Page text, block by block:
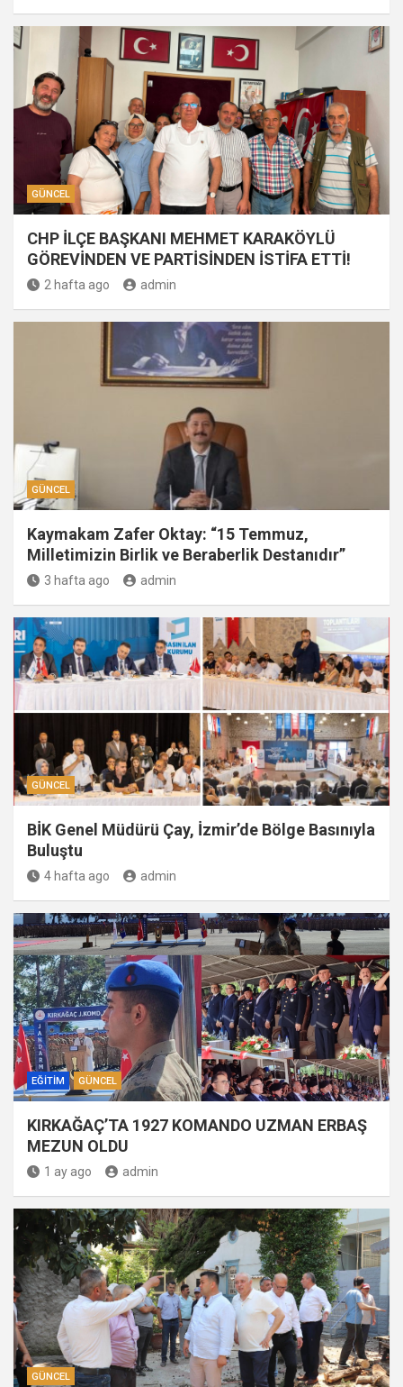
GÜNCEL
CHP İLÇE BAŞKANI MEHMET KARAKÖYLÜ
GÖREVİNDEN VE PARTİSİNDEN İSTİFA ETTİ!
2 hafta ago admin
GÜNCEL
Kaymakam Zafer Oktay: “15 Temmuz,
Milletimizin Birlik ve Beraberlik Destanıdır”
3 hafta ago admin
GÜNCEL
BİK Genel Müdürü Çay, İzmir’de Bölge Basınıyla
Buluştu
4 hafta ago admin
EĞITIM GÜNCEL
KIRKAĞAÇ’TA 1927 KOMANDO UZMAN ERBAŞ
MEZUN OLDU
1 ay ago admin
GÜNCEL